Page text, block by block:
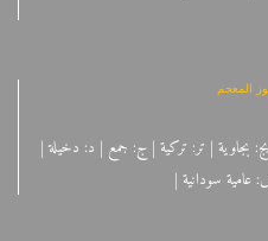
المعجم
بجاوية | تر: تركية | ج: جمع | د: دخيلة |
سودانية |